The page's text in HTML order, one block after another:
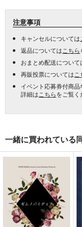
注意事項
キャンセルについては
返品については こちら
おまとめ配送について
再販投票については こ
イベント応募券付商品
詳細は こちらをご覧く
一緒に買われている